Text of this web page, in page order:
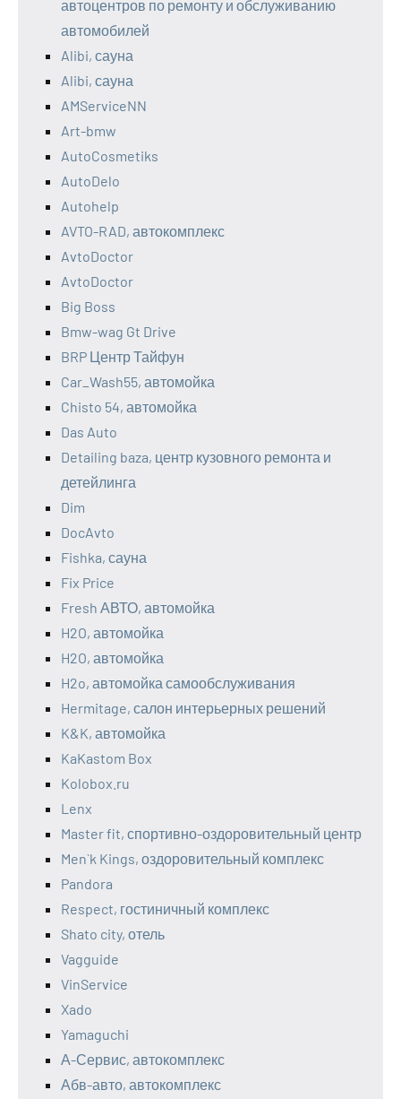
автоцентров по ремонту и обслуживанию
автомобилей
Alibi, сауна
Alibi, сауна
AMServiceNN
Art-bmw
AutoCosmetiks
AutoDelo
Autohelp
AVTO-RAD, автокомплекс
AvtoDoctor
AvtoDoctor
Big Boss
Bmw-wag Gt Drive
BRP Центр Тайфун
Car_Wash55, автомойка
Chisto 54, автомойка
Das Auto
Detailing baza, центр кузовного ремонта и
детейлинга
Dim
DocAvto
Fishka, сауна
Fix Price
Fresh АВТО, автомойка
H2O, автомойка
H2O, автомойка
H2o, автомойка самообслуживания
Hermitage, салон интерьерных решений
K&K, автомойка
KaKastom Box
Kolobox.ru
Lenx
Master fit, спортивно-оздоровительный центр
Men`k Kings, оздоровительный комплекс
Pandora
Respect, гостиничный комплекс
Shato city, отель
Vagguide
VinService
Xado
Yamaguchi
А-Сервис, автокомплекс
Абв-авто, автокомплекс